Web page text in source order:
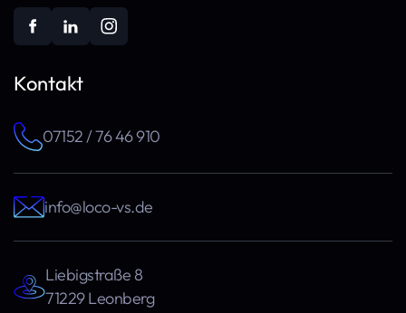
Kontakt
07152 / 76 46 910
info@loco-vs.de
Liebigstraße 8
71229 Leonberg